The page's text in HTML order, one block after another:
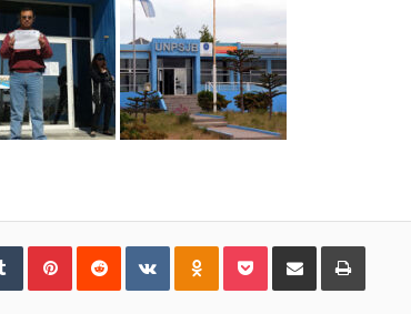
TumblrPinterestReddit VKontakteOdnoklassniki
PocketCompartirImprimir